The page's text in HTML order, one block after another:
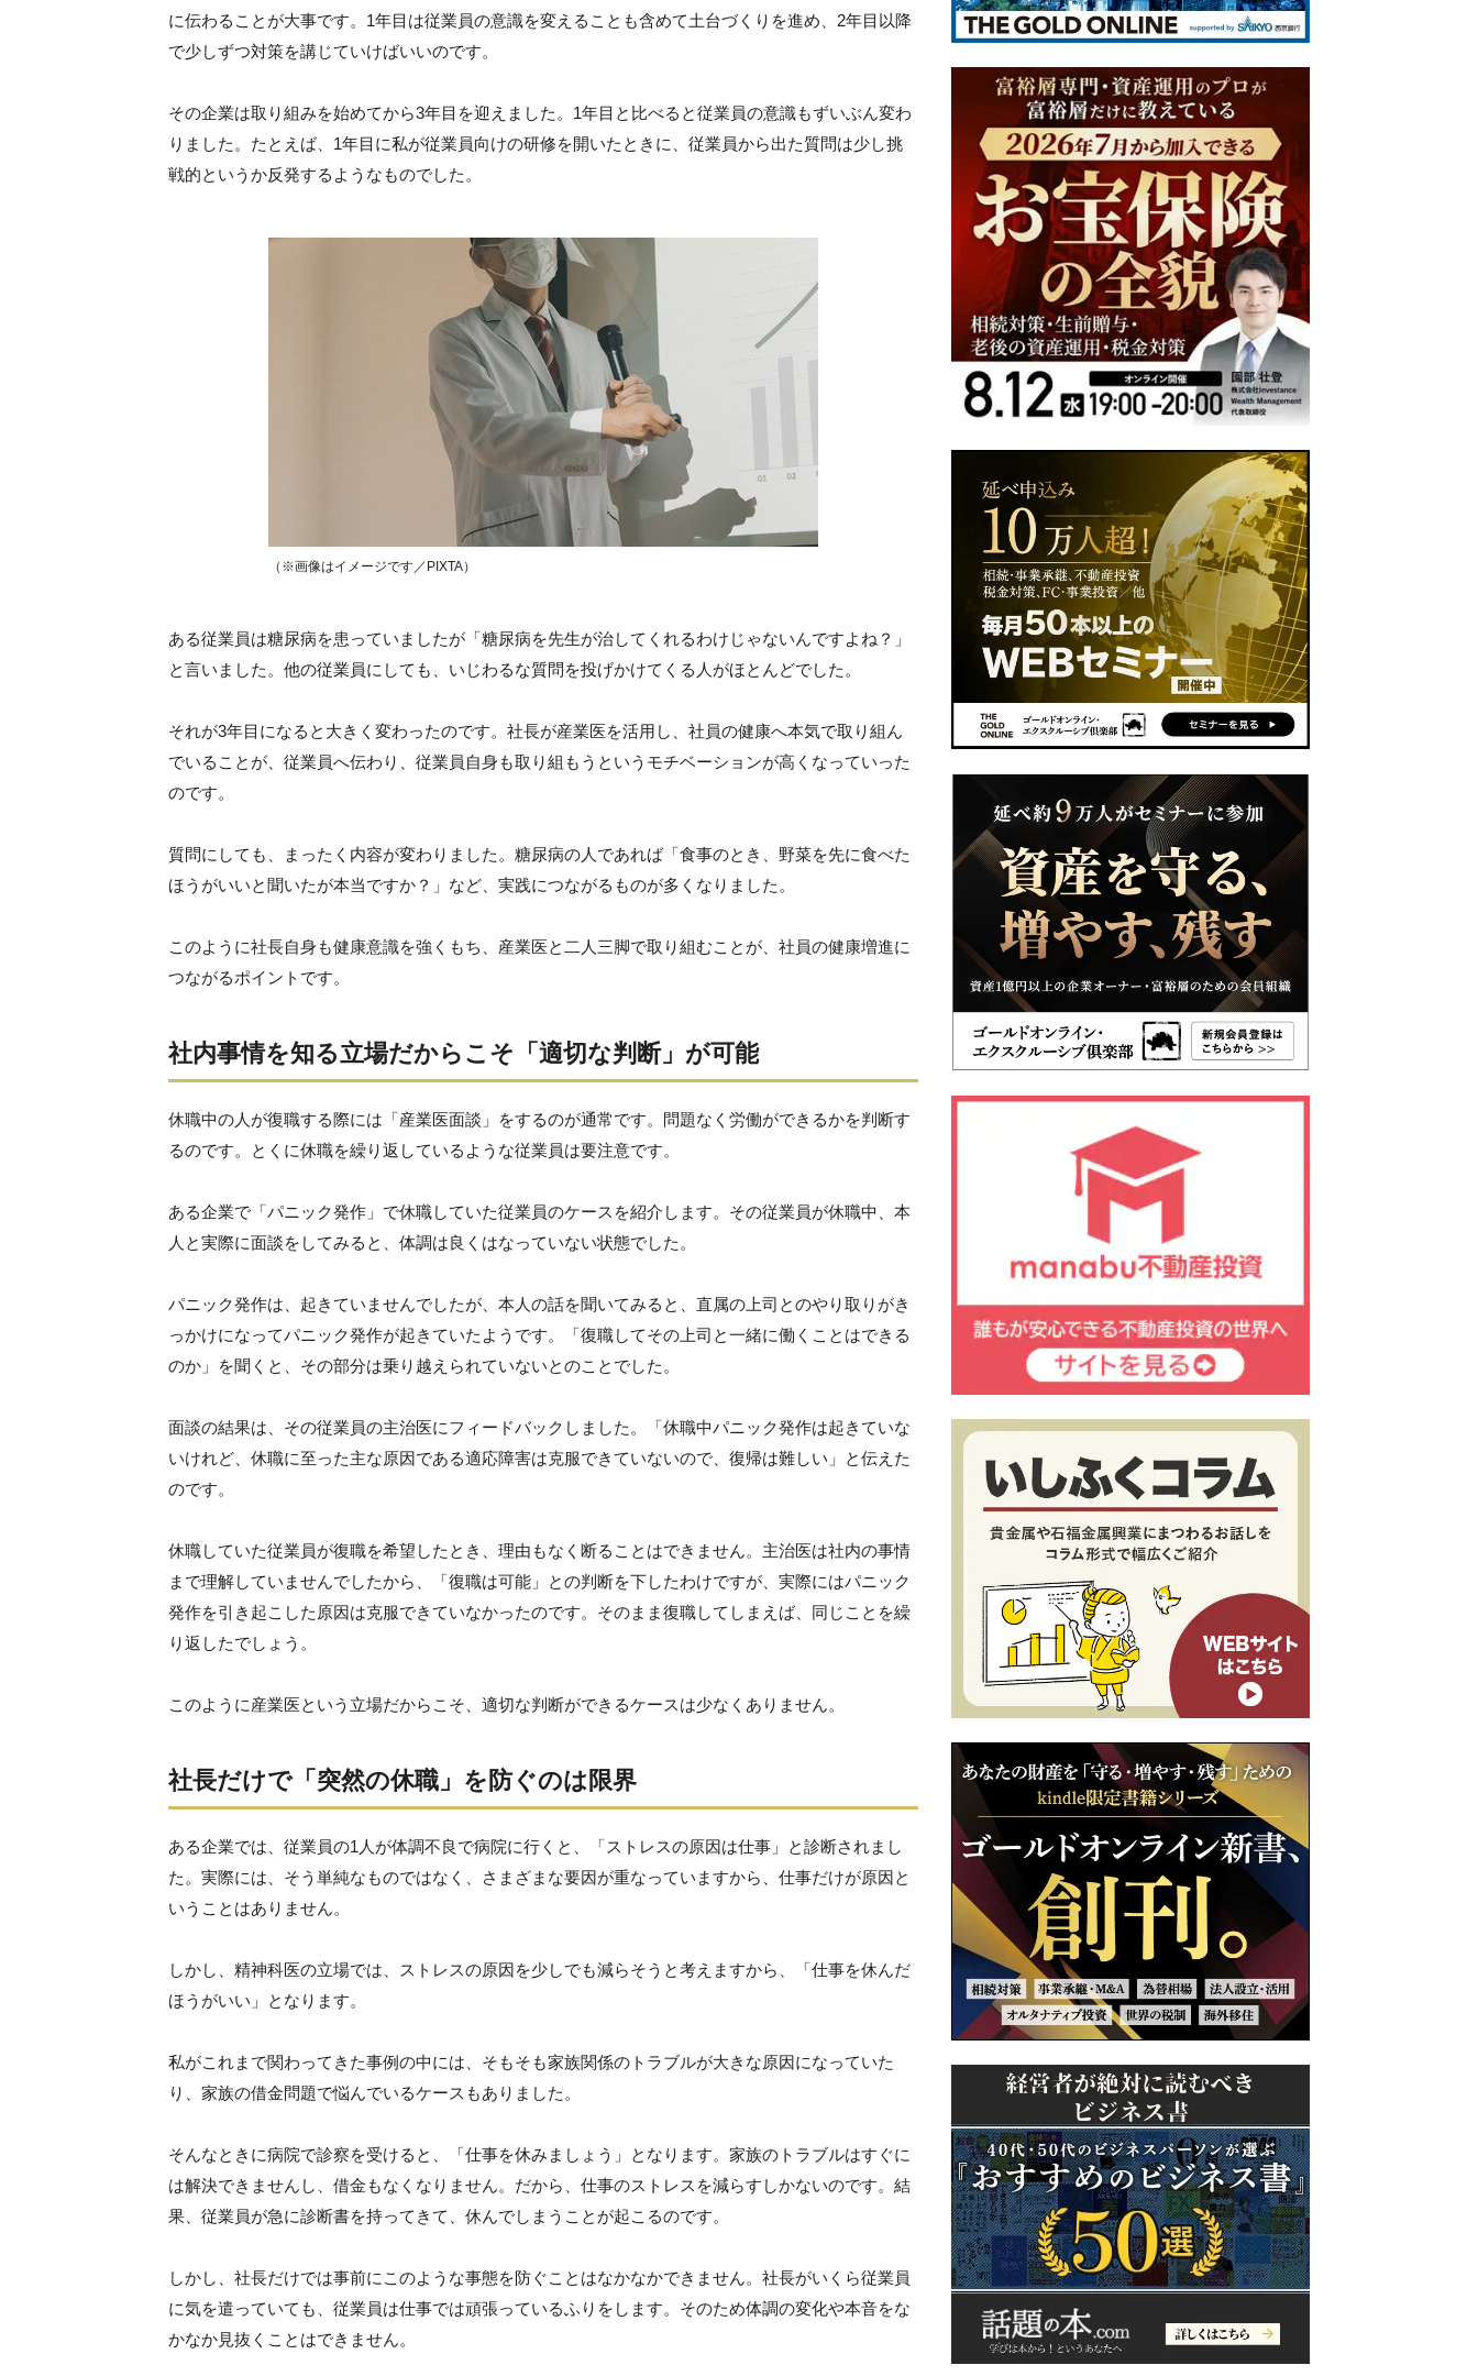
に伝わることが大事です。1年目は従業員の意識を変えることも含めて土台づくりを進め、2年目以降
で少しずつ対策を講じていけばいいのです。
その企業は取り組みを始めてから3年目を迎えました。1年目と比べると従業員の意識もずいぶん変わ
りました。たとえば、1年目に私が従業員向けの研修を開いたときに、従業員から出た質問は少し挑
戦的というか反発するようなものでした。
（※画像はイメージです／PIXTA）
ある従業員は糖尿病を患っていましたが「糖尿病を先生が治してくれるわけじゃないんですよね？」
と言いました。他の従業員にしても、いじわるな質問を投げかけてくる人がほとんどでした。
それが3年目になると大きく変わったのです。社長が産業医を活用し、社員の健康へ本気で取り組ん
でいることが、従業員へ伝わり、従業員自身も取り組もうというモチベーションが高くなっていった
のです。
質問にしても、まったく内容が変わりました。糖尿病の人であれば「食事のとき、野菜を先に食べた
ほうがいいと聞いたが本当ですか？」など、実践につながるものが多くなりました。
このように社長自身も健康意識を強くもち、産業医と二人三脚で取り組むことが、社員の健康増進に
つながるポイントです。
社内事情を知る立場だからこそ「適切な判断」が可能
休職中の人が復職する際には「産業医面談」をするのが通常です。問題なく労働ができるかを判断す
るのです。とくに休職を繰り返しているような従業員は要注意です。
ある企業で「パニック発作」で休職していた従業員のケースを紹介します。その従業員が休職中、本
人と実際に面談をしてみると、体調は良くはなっていない状態でした。
パニック発作は、起きていませんでしたが、本人の話を聞いてみると、直属の上司とのやり取りがき
っかけになってパニック発作が起きていたようです。「復職してその上司と一緒に働くことはできる
のか」を聞くと、その部分は乗り越えられていないとのことでした。
面談の結果は、その従業員の主治医にフィードバックしました。「休職中パニック発作は起きていな
いけれど、休職に至った主な原因である適応障害は克服できていないので、復帰は難しい」と伝えた
のです。
休職していた従業員が復職を希望したとき、理由もなく断ることはできません。主治医は社内の事情
まで理解していませんでしたから、「復職は可能」との判断を下したわけですが、実際にはパニック
発作を引き起こした原因は克服できていなかったのです。そのまま復職してしまえば、同じことを繰
り返したでしょう。
このように産業医という立場だからこそ、適切な判断ができるケースは少なくありません。
社長だけで「突然の休職」を防ぐのは限界
ある企業では、従業員の1人が体調不良で病院に行くと、「ストレスの原因は仕事」と診断されまし
た。実際には、そう単純なものではなく、さまざまな要因が重なっていますから、仕事だけが原因と
いうことはありません。
しかし、精神科医の立場では、ストレスの原因を少しでも減らそうと考えますから、「仕事を休んだ
ほうがいい」となります。
私がこれまで関わってきた事例の中には、そもそも家族関係のトラブルが大きな原因になっていた
り、家族の借金問題で悩んでいるケースもありました。
そんなときに病院で診察を受けると、「仕事を休みましょう」となります。家族のトラブルはすぐに
は解決できませんし、借金もなくなりません。だから、仕事のストレスを減らすしかないのです。結
果、従業員が急に診断書を持ってきて、休んでしまうことが起こるのです。
しかし、社長だけでは事前にこのような事態を防ぐことはなかなかできません。社長がいくら従業員
に気を遣っていても、従業員は仕事では頑張っているふりをします。そのため体調の変化や本音をな
かなか見抜くことはできません。